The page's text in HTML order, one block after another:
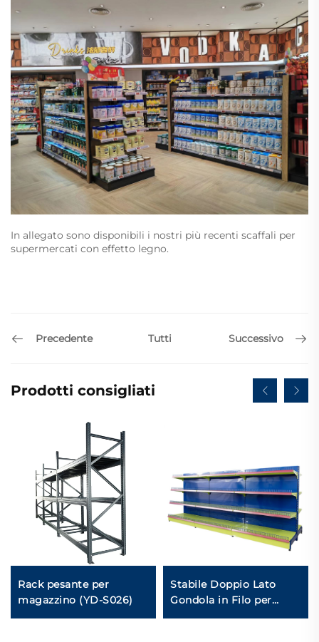
In allegato sono disponibili i nostri più recenti scaffali per
supermercati con effetto legno.
Precedente Tutti Successivo
Prodotti consigliati
Rack pesante per
magazzino (YD-S026)
Stabile Doppio Lato
Gondola in Filo per
Scaffali di Magazzino